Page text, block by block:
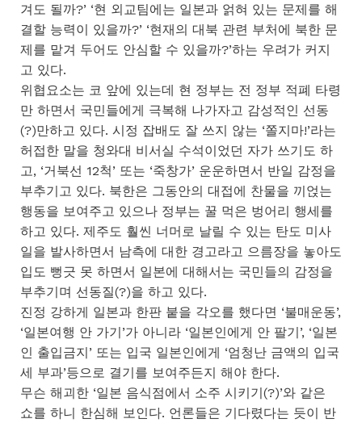
겨도 될까?’ ‘현 외교팀에는 일본과 얽혀 있는 문제를 해
결할 능력이 있을까?’ ‘현재의 대북 관련 부처에 북한 문
제를 맡겨 두어도 안심할 수 있을까?’하는 우려가 커지
고 있다.
위협요소는 코 앞에 있는데 현 정부는 전 정부 적폐 타령
만 하면서 국민들에게 극복해 나가자고 감성적인 선동
(?)만하고 있다. 시정 잡배도 잘 쓰지 않는 ‘쫄지마!’라는
허접한 말을 청와대 비서실 수석이었던 자가 쓰기도 하
고, ‘거북선 12척’ 또는 ‘죽창가’ 운운하면서 반일 감정을
부추기고 있다. 북한은 그동안의 대접에 찬물을 끼얹는
행동을 보여주고 있으나 정부는 꿀 먹은 벙어리 행세를
하고 있다. 제주도 훨씬 너머로 날릴 수 있는 탄도 미사
일을 발사하면서 남측에 대한 경고라고 으름장을 놓아도
입도 뻥긋 못 하면서 일본에 대해서는 국민들의 감정을
부추기며 선동질(?)을 하고 있다.
진정 강하게 일본과 한판 붙을 각오를 했다면 ‘불매운동’,
‘일본여행 안 가기’가 아니라 ‘일본인에게 안 팔기’, ‘일본
인 출입금지’ 또는 입국 일본인에게 ‘엄청난 금액의 입국
세 부과’등으로 결기를 보여주든지 해야 한다.
무슨 해괴한 ‘일본 음식점에서 소주 시키기(?)’와 같은
쇼를 하니 한심해 보인다. 언론들은 기다렸다는 듯이 반